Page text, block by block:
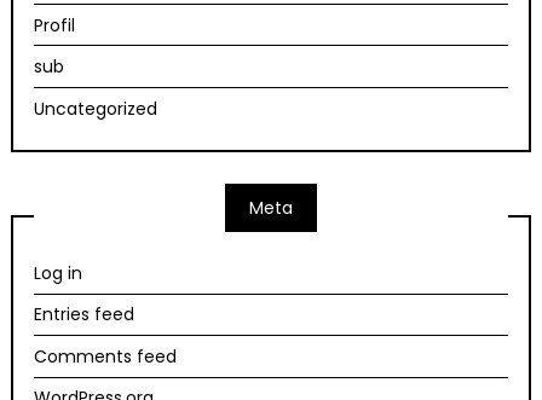
Profil
sub
Uncategorized
Meta
Log in
Entries feed
Comments feed